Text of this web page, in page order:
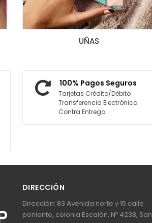
UÑAS
100% Pagos Seguros
Tarjetas Crédito/Débito
Transferencia Electrónica
Contra Entrega
DIRECCIÓN
Dirección: 83 Avenida norte y 15 calle
poniente, colonia Escalón, Nº 4238, San